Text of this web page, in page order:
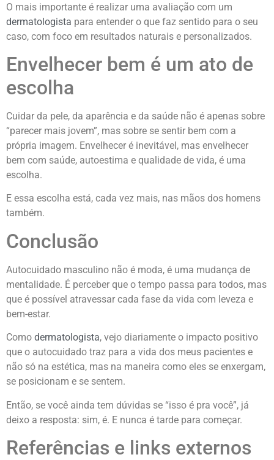
O mais importante é realizar uma avaliação com um
dermatologista para entender o que faz sentido para o seu
caso, com foco em resultados naturais e personalizados.
Envelhecer bem é um ato de
escolha
Cuidar da pele, da aparência e da saúde não é apenas sobre
“parecer mais jovem”, mas sobre se sentir bem com a
própria imagem. Envelhecer é inevitável, mas envelhecer
bem com saúde, autoestima e qualidade de vida, é uma
escolha.
E essa escolha está, cada vez mais, nas mãos dos homens
também.
Conclusão
Autocuidado masculino não é moda, é uma mudança de
mentalidade. É perceber que o tempo passa para todos, mas
que é possível atravessar cada fase da vida com leveza e
bem-estar.
Como dermatologista, vejo diariamente o impacto positivo
que o autocuidado traz para a vida dos meus pacientes e
não só na estética, mas na maneira como eles se enxergam,
se posicionam e se sentem.
Então, se você ainda tem dúvidas se “isso é pra você”, já
deixo a resposta: sim, é. E nunca é tarde para começar.
Referências e links externos